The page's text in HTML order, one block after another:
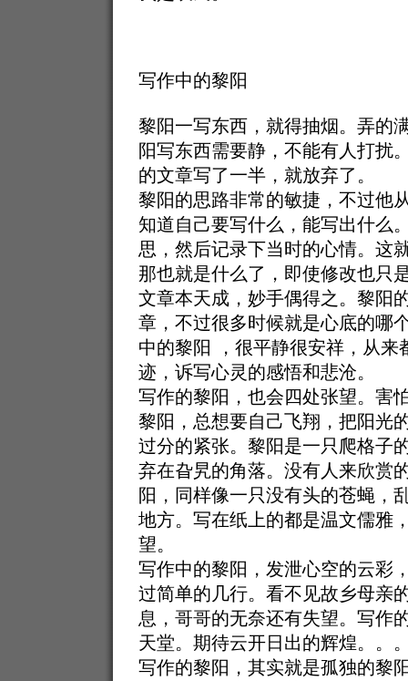
写作中的黎阳
黎阳一写东西，就得抽烟。弄的
阳写东西需要静，不能有人打扰
的文章写了一半，就放弃了。
黎阳的思路非常的敏捷，不过他
知道自己要写什么，能写出什么
思，然后记录下当时的心情。这
那也就是什么了，即使修改也只
文章本天成，妙手偶得之。黎阳
章，不过很多时候就是心底的哪
中的黎阳 ，很平静很安祥，从
迹，诉写心灵的感悟和悲沧。
写作的黎阳，也会四处张望。害
黎阳，总想要自己飞翔，把阳光
过分的紧张。黎阳是一只爬格子
弃在旮旯的角落。没有人来欣赏
阳，同样像一只没有头的苍蝇，
地方。写在纸上的都是温文儒雅
望。
写作中的黎阳，发泄心空的云彩
过简单的几行。看不见故乡母亲
息，哥哥的无奈还有失望。写作
天堂。期待云开日出的辉煌。。
写作的黎阳，其实就是孤独的黎